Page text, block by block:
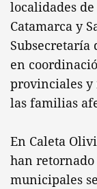
localidades
Catamarca y
en
provinciales y
las familias
En Caleta
han retornado
municipales